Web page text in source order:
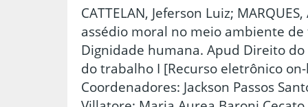
CATTELAN, Jeferson Luiz;
assédio moral no meio ambiente
Dignidade humana. Apud Direito
do trabalho I [Recurso eletrônico
Coordenadores: Jackson Passos